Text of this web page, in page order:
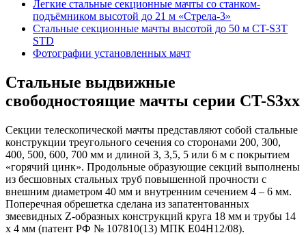
Легкие стальные секционные мачты со станком-
подъёмником высотой до 21 м «Стрела-3»
Стальные секционные мачты высотой до 50 м CT-S3T
STD
Фотографии установленных мачт
Стальные выдвижные
свободностоящие мачты серии CT-S3xx
Секции телескопической мачты представляют собой стальные
конструкции треугольного сечения со сторонами 200, 300,
400, 500, 600, 700 мм и длиной 3, 3,5, 5 или 6 м с покрытием
«горячий цинк». Продольные образующие секций выполнены
из бесшовных стальных труб повышенной прочности с
внешним диаметром 40 мм и внутренним сечением 4 – 6 мм.
Поперечная обрешетка сделана из запатентованных
змеевидных Z-образных конструкций круга 18 мм и трубы 14
х 4 мм (патент РФ № 107810(13) МПК E04H12/08).